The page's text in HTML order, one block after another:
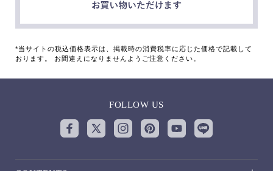
*当サイトの税込価格表示は、掲載時の消費税率に応じた価格で記載して
おります。 お間違えになりませんようご注意ください。
FOLLOW US